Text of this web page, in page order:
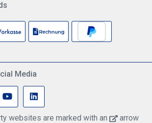
Media
websites are marked with an
arrow